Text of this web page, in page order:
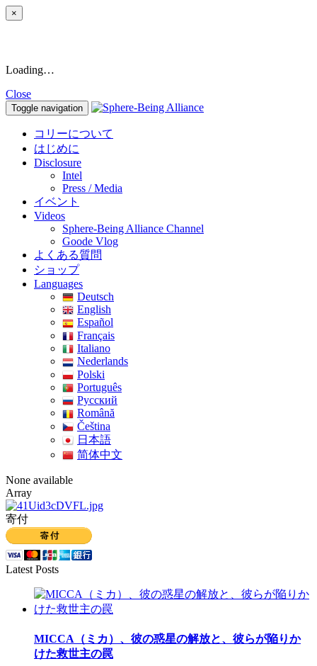
×
Loading…
Close
Toggle navigation
コリーについて
はじめに
Disclosure
Intel
Press / Media
イベント
Videos
Sphere-Being Alliance Channel
Goode Vlog
よくある質問
ショップ
Languages
Deutsch
English
Español
Français
Italiano
Nederlands
Polski
Português
Pусский
Română
Čeština
日本語
简体中文
None available
Array
寄付
Latest Posts
MICCA（ミカ）、彼の惑星の解放と、彼らが陥りか
けた救世主の罠